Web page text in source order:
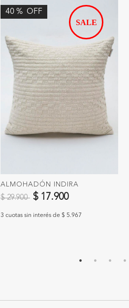
40 % OFF
ALMOHADÓN INDIRA
Precio reducido de
$ 29.900 a$ 17.900
3 cuotas sin interés de $ 5.967